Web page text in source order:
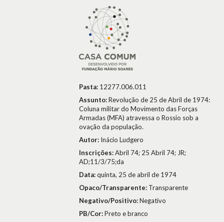
Pasta: 12277.006.011
Assunto:Revolução de 25 de Abril de 1974:
Coluna militar do Movimento das Forças
Armadas (MFA) atravessa o Rossio sob a
ovação da população.
Autor: Inácio Ludgero
Inscrições:Abril 74; 25 Abril 74; JR;
AD;11/3/75;da
Data:quinta, 25 de abril de 1974
Opaco/Transparente: Transparente
Negativo/Positivo:Negativo
PB/Cor:Preto e branco